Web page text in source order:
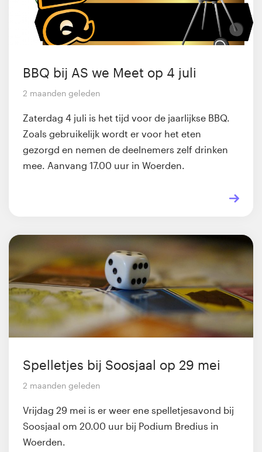
BBQ bij AS we Meet op 4 juli
2 maanden geleden
Zaterdag 4 juli is het tijd voor de jaarlijkse BBQ.
Zoals gebruikelijk wordt er voor het eten
gezorgd en nemen de deelnemers zelf drinken
mee. Aanvang 17.00 uur in Woerden.
Spelletjes bij Soosjaal op 29 mei
2 maanden geleden
Vrijdag 29 mei is er weer ene spelletjesavond bij
Soosjaal om 20.00 uur bij Podium Bredius in
Woerden.